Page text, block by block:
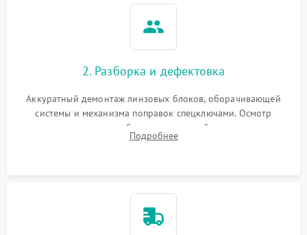
2. Разборка и дефектовка
Аккуратный демонтаж линзовых блоков, оборачивающей
системы и механизма поправок спецключами. Осмотр
внутренних резьбовых соединений, пружин и
уплотнительных колец. Поиск причин люфта, смещения
Подробнее